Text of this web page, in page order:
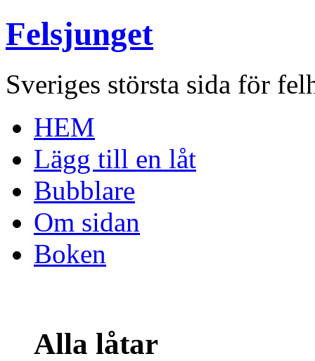
Felsjunget
Sveriges största sida för
HEM
Lägg till en låt
Bubblare
Om sidan
Boken
Alla låtar